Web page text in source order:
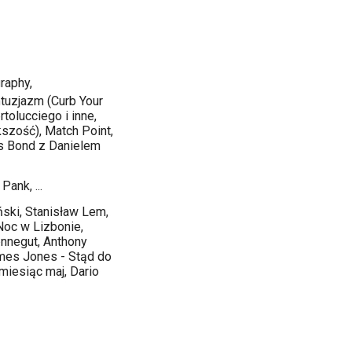
(Curb Your
i inne,
Match Point,
Bond z Danielem
...
Stanisław Lem,
w Lizbonie,
Anthony
Jones - Stąd do
maj, Dario